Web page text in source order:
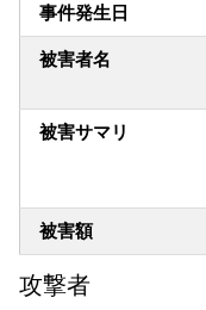
事件発生日
被害者名
被害サマリ
被害額
攻撃者